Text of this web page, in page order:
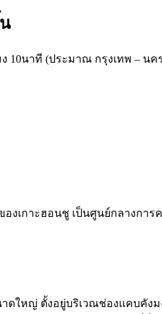
10นาที (ประมาณ กรุงเทพ – น
องเกาะฮอนชู เป็นศูนย์กลางก
ดใหญ่ ตั้งอยู่บริเวณช่องแคบคั